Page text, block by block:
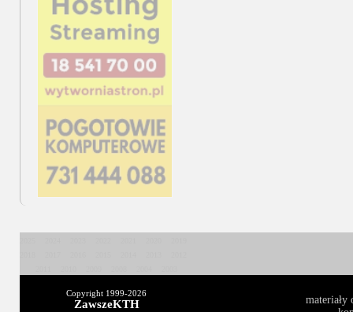
Copyright 1999-2026
ZawszeKTH
materiały